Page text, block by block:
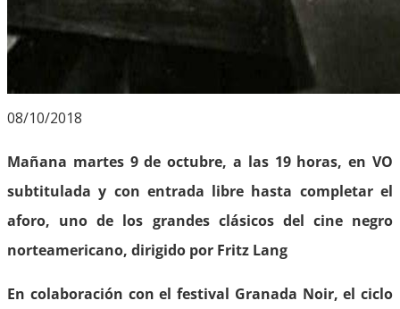
08/10/2018
Mañana martes 9 de octubre, a las 19 horas, en VO
subtitulada y con entrada libre hasta completar el
aforo, uno de los grandes clásicos del cine negro
norteamericano, dirigido por Fritz Lang
En colaboración con el festival Granada Noir, el ciclo